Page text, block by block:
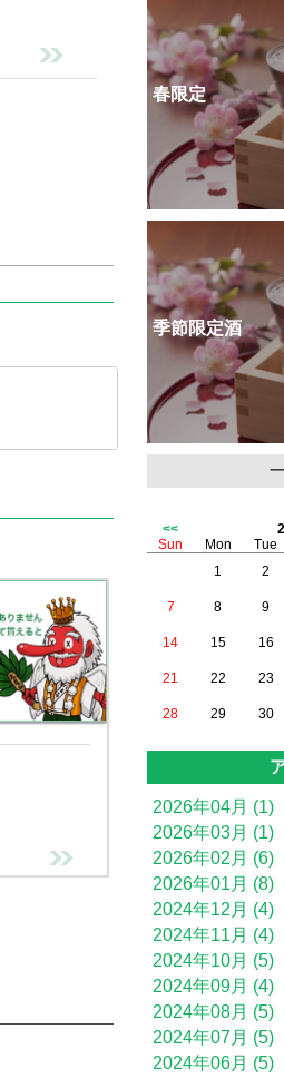
春限定
季節限定酒
<<
Sun
Mon Tue
1
2
7 8 9
14 15 16
21 22 23
28 29 30
2026年04月 (1)
2026年03月 (1)
2026年02月 (6)
2026年01月 (8)
2024年12月 (4)
2024年11月 (4)
2024年10月 (5)
2024年09月 (4)
2024年08月 (5)
2024年07月 (5)
2024年06月 (5)